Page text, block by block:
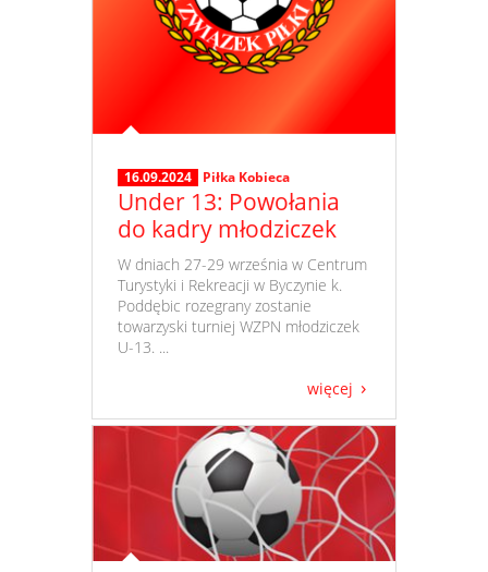
16.09.2024 Piłka Kobieca
Under 13: Powołania
do kadry młodziczek
​ W dniach 27-29 września w Centrum
Turystyki i Rekreacji w Byczynie k.
Poddębic rozegrany zostanie
towarzyski turniej WZPN młodziczek
U-13. ...
więcej